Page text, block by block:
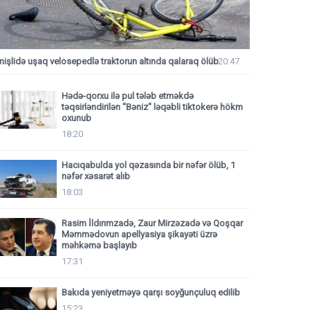
uşaq velosepedlə traktorun altında qalaraq ölüb20:47
Hədə-qorxu ilə pul tələb etməkdə
təqsirləndirilən "Bəniz" ləqəbli tiktokerə hökm
oxunub
18:20
Hacıqabulda yol qəzasında bir nəfər ölüb, 1
nəfər xəsarət alıb
18:03
Rasim İldırımzadə, Zaur Mirzəzadə və Qoşqar
Məmmədovun apellyasiya şikayəti üzrə
məhkəmə başlayıb
17:31
Bakıda yeniyetməyə qarşı soyğunçuluq edilib